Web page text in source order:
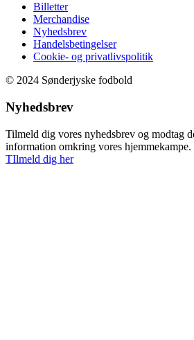
Billetter
Merchandise
Nyhedsbrev
Handelsbetingelser
Cookie- og privatlivspolitik
© 2024 Sønderjyske fodbold
Nyhedsbrev
Tilmeld dig vores nyhedsbrev og modtag
information omkring vores hjemmekampe.
TIlmeld dig her